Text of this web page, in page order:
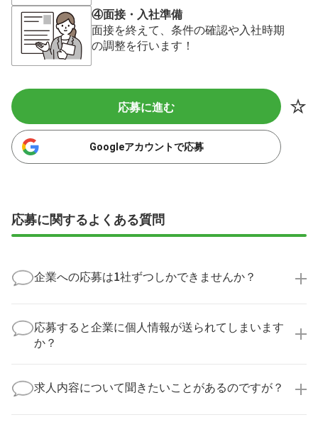
④面接・入社準備
面接を終えて、条件の確認や入社時期
の調整を行います！
応募に進む
Googleアカウントで応募
応募に関するよくある質問
企業への応募は1社ずつしかできませんか？
実際に医療キャリアナビを利用して転職に成功した方
の多くは、複数応募して自分に合った職場を選ばれて
います。
応募すると企業に個人情報が送られてしまいます
か？
業様に個人情報が送られることはありません！
より詳細な求人情報をご確認いただいた上で、転職希
求人内容について聞きたいことがあるのですが？